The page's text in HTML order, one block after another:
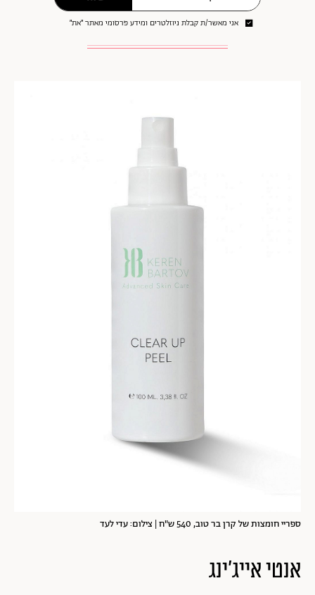
אני מאשר/ת קבלת ניוזלטרים ומידע פרסומי מאתר ״את״
ספריי חומצות של קרן בר טוב, 540 ש"ח | צילום: עדי לעד
אנטי אייג'ינג